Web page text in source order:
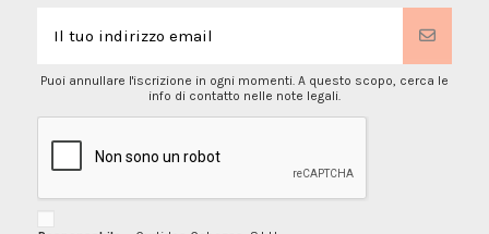
Puoi annullare l'iscrizione in ogni momenti. A questo scopo, cerca le
info di contatto nelle note legali.